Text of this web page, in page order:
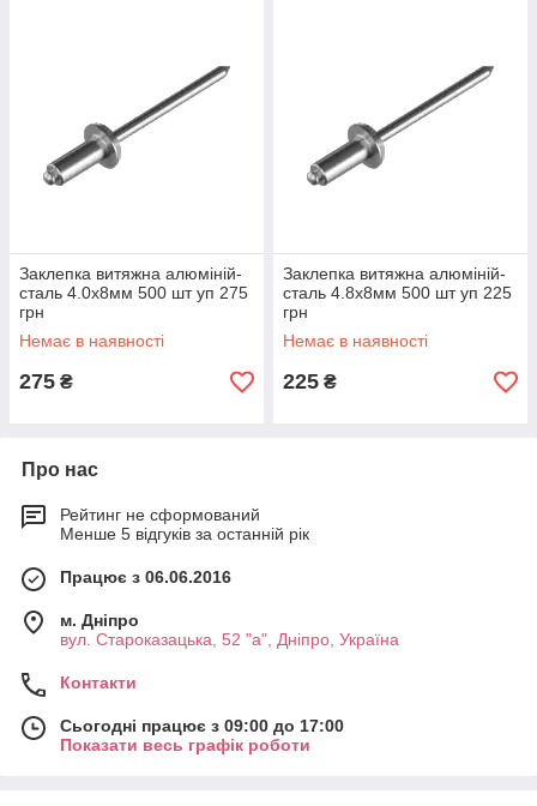
Заклепка витяжна алюміній-
сталь 4.0х8мм 500 шт уп 275
грн
Немає в наявності
275 ₴
Заклепка витяжна алюміній-
сталь 4.8х8мм 500 шт уп 225
грн
Немає в наявності
225 ₴
Про нас
Рейтинг не сформований
Менше 5 відгуків за останній рік
Працює з 06.06.2016
м. Дніпро
вул. Староказацька, 52 "а", Дніпро, Україна
Контакти
Сьогодні працює з 09:00 до 17:00
Показати весь графік роботи